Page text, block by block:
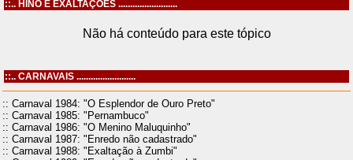
::.. HINO E EXALTAÇÕES .........................
Não há conteúdo para este tópico
::.. CARNAVAIS .........................
:: Carnaval 1984: "O Esplendor de Ouro Preto"
:: Carnaval 1985: "Pernambuco"
:: Carnaval 1986: "O Menino Maluquinho"
:: Carnaval 1987: "Enredo não cadastrado"
:: Carnaval 1988: "Exaltação à Zumbi"